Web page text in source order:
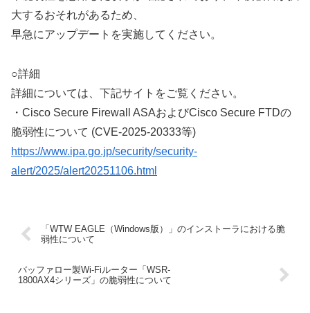
大するおそれがあるため、
早急にアップデートを実施してください。
○詳細
詳細については、下記サイトをご覧ください。
・Cisco Secure Firewall ASAおよびCisco Secure FTDの
脆弱性について (CVE-2025-20333等)
https://www.ipa.go.jp/security/security-
alert/2025/alert20251106.html
「WTW EAGLE（Windows版）」のインストーラにおける脆
弱性について
バッファロー製Wi-Fiルーター「WSR-
1800AX4シリーズ」の脆弱性について